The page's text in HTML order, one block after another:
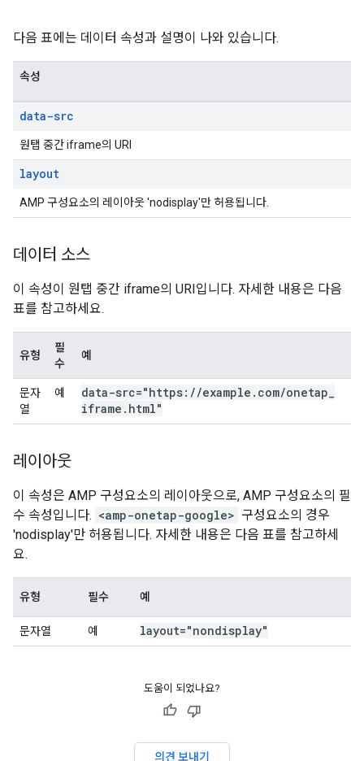
다음 표에는 데이터 속성과 설명이 나와 있습니다.
속성
data-src
원탭 중간 iframe의 URI
layout
AMP 구성요소의 레이아웃 'nodisplay'만 허용됩니다.
데이터 소스
이 속성이 원탭 중간 iframe의 URI입니다. 자세한 내용은 다음
표를 참고하세요.
유형
필
수
예
문자
열
예 data-src="https: //example . com/onetap
iframe . html"
레이아웃
이 속성은 AMP 구성요소의 레이아웃으로, AMP 구성요소의 필
수 속성입니다. <amp-onetap-google> 구성요소의 경우
'nodisplay'만 허용됩니다. 자세한 내용은 다음 표를 참고하세
요.
유형 필수 예
문자열 예 layout="nondisplay"
도움이 되었나요?
의견 보내기